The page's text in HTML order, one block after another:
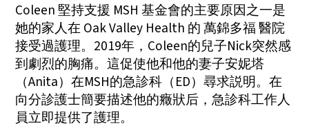
Coleen 堅持支援 MSH 基金會的主要原因之一是
她的家人在 Oak Valley Health 的 萬錦多福 醫院
接受過護理。2019年，Coleen的兒子Nick突然感
到劇烈的胸痛。這促使他和他的妻子安妮塔
（Anita）在MSH的急診科（ED）尋求説明。在
向分診護士簡要描述他的癥狀后，急診科工作人
員立即提供了護理。